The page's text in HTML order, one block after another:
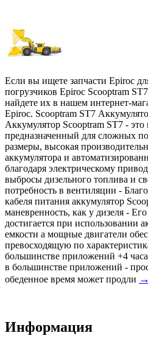
Если вы ищете запчасти Epiroc
погрузчиков Epiroc Scooptram
найдете их в нашем интернет-
Epiroc. Scooptram ST7
Аккумулятор Scooptram ST7 -
предназначенный для сложных
размеры, высокая
аккумулятора и
благодаря электрическому
выбросы дизельного топлива и
потребность в вентиляции -
кабеля питания аккумулятор
маневренность, как у дизеля -
достигается при использовании
емкости а мощные двигатели
превосходящую по
большинстве приложений +4
в большинстве приложений -
обеденное время может продли →
Информация